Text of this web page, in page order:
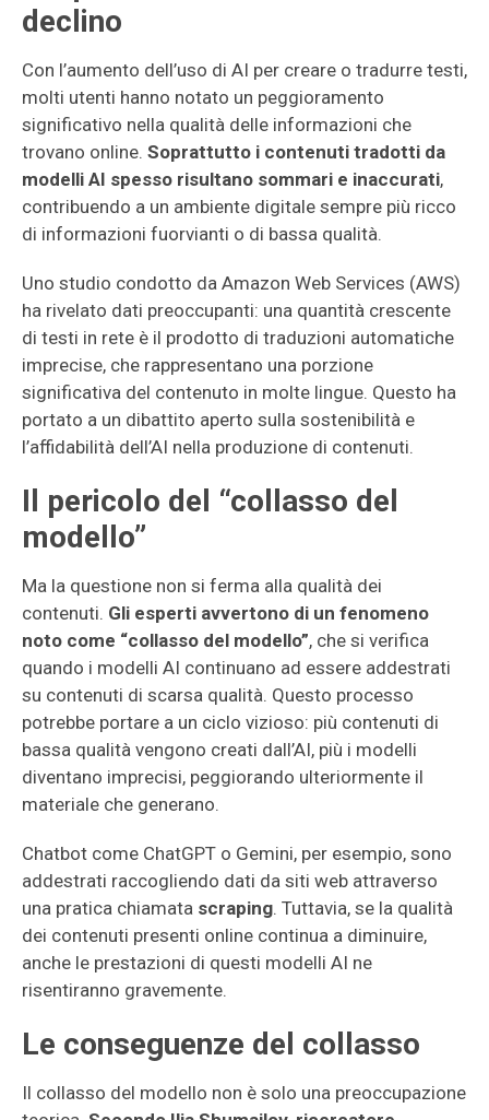
declino
Con l’aumento dell’uso di AI per creare o tradurre testi,
molti utenti hanno notato un peggioramento
significativo nella qualità delle informazioni che
trovano online. Soprattutto i contenuti tradotti da
modelli AI spesso risultano sommari e inaccurati,
contribuendo a un ambiente digitale sempre più ricco
di informazioni fuorvianti o di bassa qualità.
Uno studio condotto da Amazon Web Services (AWS)
ha rivelato dati preoccupanti: una quantità crescente
di testi in rete è il prodotto di traduzioni automatiche
imprecise, che rappresentano una porzione
significativa del contenuto in molte lingue. Questo ha
portato a un dibattito aperto sulla sostenibilità e
l’affidabilità dell’AI nella produzione di contenuti.
Il pericolo del “collasso del
modello”
Ma la questione non si ferma alla qualità dei
contenuti. Gli esperti avvertono di un fenomeno
noto come “collasso del modello”, che si verifica
quando i modelli AI continuano ad essere addestrati
su contenuti di scarsa qualità. Questo processo
potrebbe portare a un ciclo vizioso: più contenuti di
bassa qualità vengono creati dall’AI, più i modelli
diventano imprecisi, peggiorando ulteriormente il
materiale che generano.
Chatbot come ChatGPT o Gemini, per esempio, sono
addestrati raccogliendo dati da siti web attraverso
una pratica chiamata scraping. Tuttavia, se la qualità
dei contenuti presenti online continua a diminuire,
anche le prestazioni di questi modelli AI ne
risentiranno gravemente.
Le conseguenze del collasso
Il collasso del modello non è solo una preoccupazione